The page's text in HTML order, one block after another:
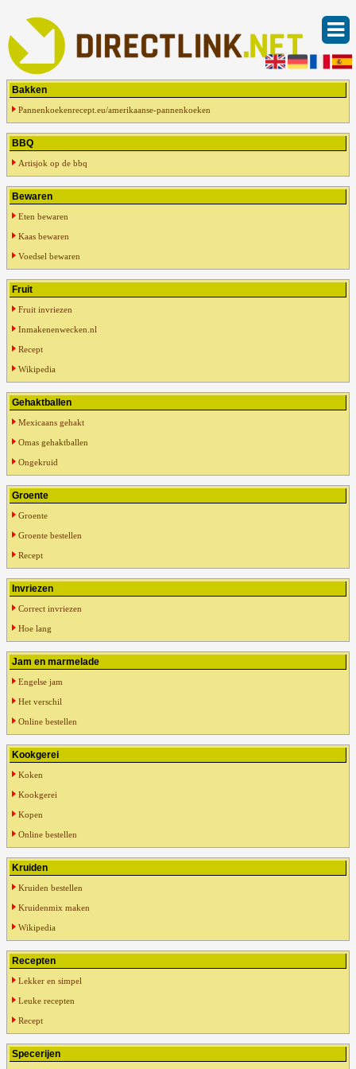
Bakken
Pannenkoekenrecept.eu/amerikaanse-pannenkoeken
BBQ
Artisjok op de bbq
Bewaren
Eten bewaren
Kaas bewaren
Voedsel bewaren
Fruit
Fruit invriezen
Inmakenenwecken.nl
Recept
Wikipedia
Gehaktballen
Mexicaans gehakt
Omas gehaktballen
Ongekruid
Groente
Groente
Groente bestellen
Recept
Invriezen
Correct invriezen
Hoe lang
Jam en marmelade
Engelse jam
Het verschil
Online bestellen
Kookgerei
Koken
Kookgerei
Kopen
Online bestellen
Kruiden
Kruiden bestellen
Kruidenmix maken
Wikipedia
Recepten
Lekker en simpel
Leuke recepten
Recept
Specerijen